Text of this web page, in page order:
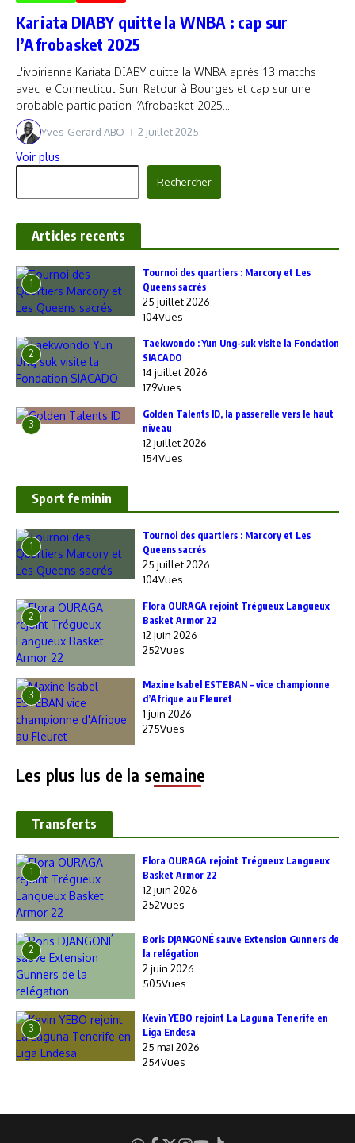
Kariata DIABY quitte la WNBA : cap sur
l’Afrobasket 2025
L'ivoirienne Kariata DIABY quitte la WNBA après 13 matchs
avec le Connecticut Sun. Retour à Bourges et cap sur une
probable participation l’Afrobasket 2025....
Yves-Gerard ABO 2 juillet 2025
Voir plus
Rechercher
Articles recents
1
‎Tournoi des quartiers : Marcory et Les
Queens sacrés
25 juillet 2026
104Vues
2
Taekwondo : Yun Ung-suk visite la Fondation
SIACADO
14 juillet 2026
179Vues
3
Golden Talents ID, la passerelle vers le haut
niveau
12 juillet 2026
154Vues
Sport feminin
1
‎Tournoi des quartiers : Marcory et Les
Queens sacrés
25 juillet 2026
104Vues
2
Flora OURAGA rejoint Trégueux Langueux
Basket Armor 22
12 juin 2026
252Vues
3
Maxine Isabel ESTEBAN – vice championne
d’Afrique au Fleuret
1 juin 2026
275Vues
Les plus lus de la semaine
Transferts
1
Flora OURAGA rejoint Trégueux Langueux
Basket Armor 22
12 juin 2026
252Vues
2
Boris DJANGONÉ sauve Extension Gunners de
la relégation
2 juin 2026
505Vues
3
Kevin YEBO rejoint La Laguna Tenerife en
Liga Endesa
25 mai 2026
254Vues